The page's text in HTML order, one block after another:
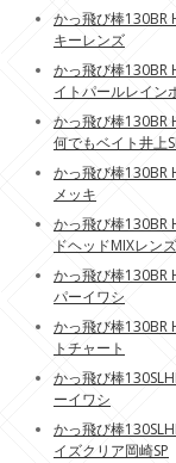
かっ飛び棒130BR
キーレンズ
かっ飛び棒130BR
イトパールレイン
かっ飛び棒130BR
何でもベイト井上
かっ飛び棒130BR
メッキ
かっ飛び棒130BR
ドヘッドMIXレンズ
かっ飛び棒130BR
パーイワシ
かっ飛び棒130BR
トチャート
かっ飛び棒
ーイワシ
かっ飛び棒
イズクリア岡崎SP